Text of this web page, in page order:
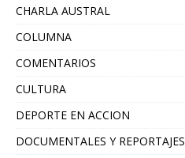
CHARLA AUSTRAL
COLUMNA
COMENTARIOS
CULTURA
DEPORTE EN ACCION
DOCUMENTALES Y REPORTAJES